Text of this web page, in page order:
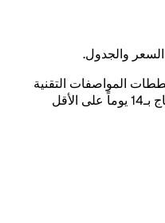
السعر والجدول.
المواصفات التقنية
الأقل